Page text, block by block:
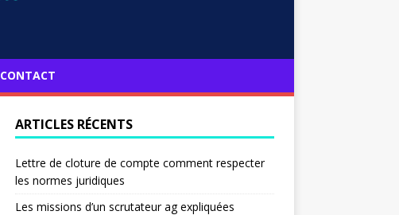
CONTACT
ARTICLES RÉCENTS
Lettre de cloture de compte comment respecter
les normes juridiques
Les missions d’un scrutateur ag expliquées